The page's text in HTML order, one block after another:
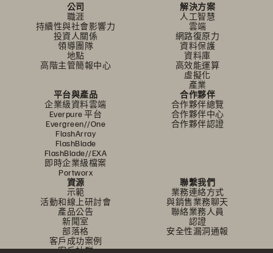
公司
職涯
持續性與社會影響力
投資人關係
領導團隊
地點
高階主管簡報中心
解決方案
人工智慧
雲端
網路復原力
資料保護
資料庫
高效能運算
虛擬化
產業
平台與產品
企業級資料雲端
Everpure 平台
Evergreen//One
FlashArray
FlashBlade
FlashBlade//EXA
即時企業級檔案
Portworx
合作夥伴
合作夥伴總覽
合作夥伴中心
合作夥伴認證
資源
示範
活動和線上研討會
產品公告
新聞室
部落格
客戶成功案例
客戶社群
聯繫我們
業務連絡方式
與銷售業務聊天
聯絡業務人員
認證
安全性漏洞通報